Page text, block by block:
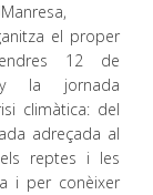
el proper
12 de
la jornada
climàtica: del
adreçada al
reptes i les
i per conèixer